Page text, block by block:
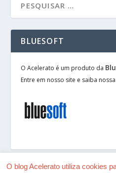
BLUESOFT
O Acelerato é um produto da
Entre em nosso site e saiba
O blog Acelerato utiliza cookies